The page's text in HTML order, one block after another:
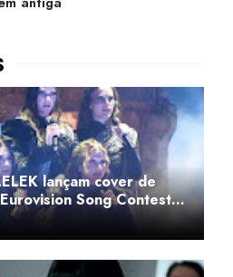
lançam cover de
Song Contest...